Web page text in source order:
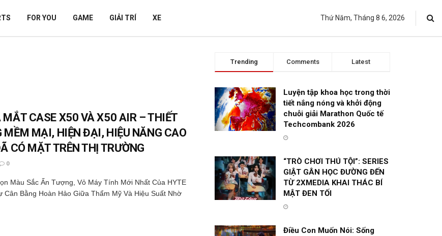
FOR YOU GAME GIẢI TRÍ XE Thứ Năm, Tháng 8 6, 2026
MẮT CASE X50 VÀ X50 AIR – THIẾT
MỀM MẠI, HIỆN ĐẠI, HIỆU NĂNG CAO
CÓ MẶT TRÊN THỊ TRƯỜNG
0
Màu Sắc Ấn Tượng, Vỏ Máy Tính Mới Nhất Của HYTE
Cân Bằng Hoàn Hảo Giữa Thẩm Mỹ Và Hiệu Suất Nhờ
Trending Comments Latest
Luyện tập khoa học trong thời
tiết nắng nóng và khởi động
chuỗi giải Marathon Quốc tế
Techcombank 2026
“TRÒ CHƠI THÚ TỘI”: SERIES
GIẬT GÂN HỌC ĐƯỜNG ĐẾN
TỪ 2XMEDIA KHAI THÁC BÍ
MẬT ĐEN TỐI
Điều Con Muốn Nói: Sống